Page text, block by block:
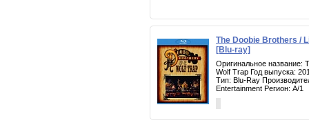
The Doobie Brothers /
[Blu-ray]
Оригинальное название:
Wolf Trap Год выпуска:
Тип: Blu-Ray
Entertainment Регион: A/1